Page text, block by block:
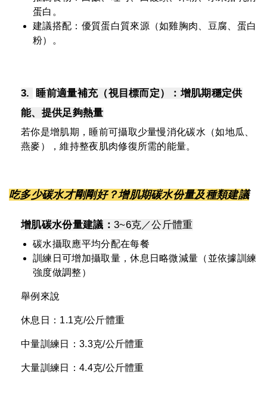
蛋白。
建議搭配：優質蛋白質來源（如雞胸肉、豆腐、蛋白
粉）。
3.
睡前適量補充（視目標而定）：增肌期穩定供
能、提供足夠熱量
若你是增肌期，睡前可攝取少量慢消化碳水（如地瓜、
燕麥），維持整夜肌肉修復所需的能量。
吃多少碳水才剛剛好？增肌期碳水份量及種類建議
增肌碳水份量建議： 3~6克／公斤體重
碳水攝取應平均分配在每餐
訓練日可增加攝取量，休息日略微減量（並依據訓練
強度做調整）
舉例來說
休息日：1.1克/公斤體重
中量訓練日：3.3克/公斤體重
大量訓練日：4.4克/公斤體重